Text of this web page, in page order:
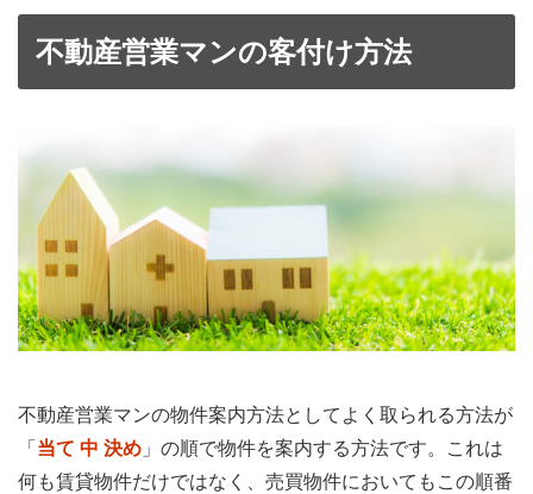
不動産営業マンの客付け方法
不動産営業マンの物件案内方法としてよく取られる方法が
「 当て 中 決め 」の順で物件を案内する方法です。これは
何も賃貸物件だけではなく、売買物件においてもこの順番